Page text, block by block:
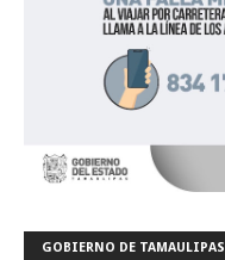
GOBIERNO DE TAMAULIPAS